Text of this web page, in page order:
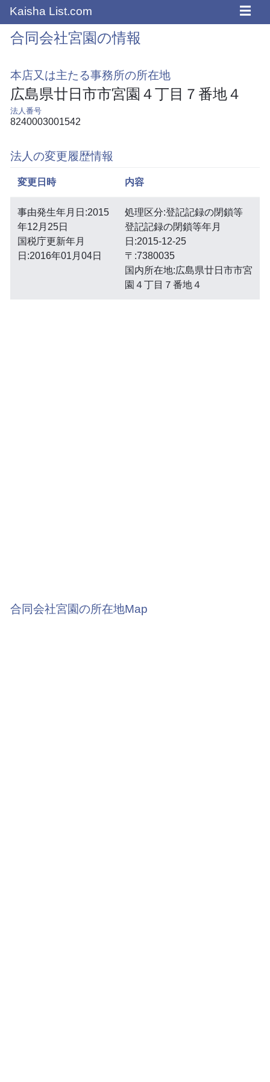
Kaisha List.com ☰
合同会社宮園の情報
本店又は主たる事務所の所在地
広島県廿日市市宮園４丁目７番地４
法人番号
8240003001542
法人の変更履歴情報
変更日時 内容
事由発生年月日:2015
年12月25日
国税庁更新年月
日:2016年01月04日
処理区分:登記記録の閉鎖等
登記記録の閉鎖等年月
日:2015-12-25
〒:7380035
国内所在地:広島県廿日市市宮
園４丁目７番地４
合同会社宮園の所在地Map